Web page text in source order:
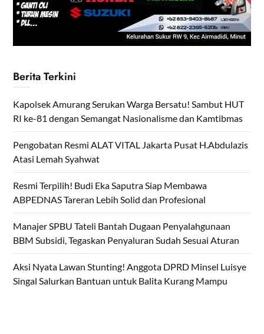
Berita Terkini
Kapolsek Amurang Serukan Warga Bersatu! Sambut HUT
RI ke-81 dengan Semangat Nasionalisme dan Kamtibmas
Pengobatan Resmi ALAT VITAL Jakarta Pusat H.Abdulazis
Atasi Lemah Syahwat
Resmi Terpilih! Budi Eka Saputra Siap Membawa
ABPEDNAS Tareran Lebih Solid dan Profesional
Manajer SPBU Tateli Bantah Dugaan Penyalahgunaan
BBM Subsidi, Tegaskan Penyaluran Sudah Sesuai Aturan
Aksi Nyata Lawan Stunting! Anggota DPRD Minsel Luisye
Singal Salurkan Bantuan untuk Balita Kurang Mampu